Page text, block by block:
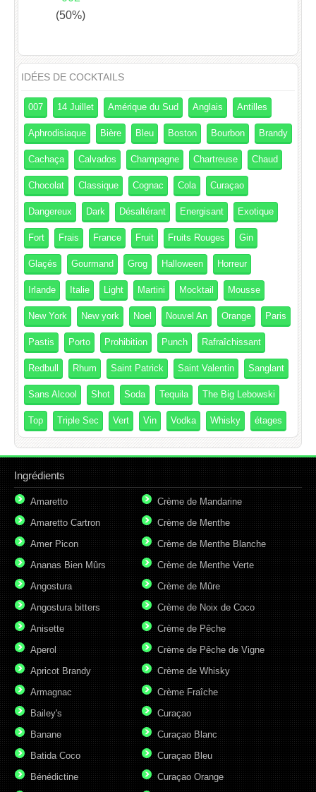
(50%)
IDÉES DE COCKTAILS
007 14 Juillet Amérique du Sud Anglais Antilles
Aphrodisiaque Bière Bleu Boston Bourbon Brandy
Cachaça Calvados Champagne Chartreuse Chaud
Chocolat Classique Cognac Cola Curaçao
Dangereux Dark Désaltérant Energisant Exotique
Fort Frais France Fruit Fruits Rouges Gin
Glaçés Gourmand Grog Halloween Horreur
Irlande Italie Light Martini Mocktail Mousse
New York New york Noel Nouvel An Orange Paris
Pastis Porto Prohibition Punch Rafraîchissant
Redbull Rhum Saint Patrick Saint Valentin Sanglant
Sans Alcool Shot Soda Tequila The Big Lebowski
Top Triple Sec Vert Vin Vodka Whisky étages
Ingrédients
Amaretto
Amaretto Cartron
Amer Picon
Ananas Bien Mûrs
Angostura
Angostura bitters
Anisette
Aperol
Apricot Brandy
Armagnac
Bailey's
Banane
Batida Coco
Bénédictine
Crème de Mandarine
Crème de Menthe
Crème de Menthe Blanche
Crème de Menthe Verte
Crème de Mûre
Crème de Noix de Coco
Crème de Pêche
Crème de Pêche de Vigne
Crème de Whisky
Crème Fraîche
Curaçao
Curaçao Blanc
Curaçao Bleu
Curaçao Orange